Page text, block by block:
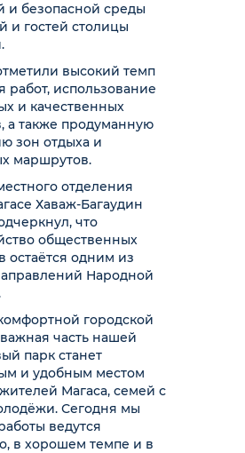
и безопасной среды
и гостей столицы
высокий темп
работ, использование
и качественных
а также продуманную
зон отдыха и
маршрутов.
отделения
Хаваж-Багаудин
что
общественных
остаётся одним из
Народной
городской
часть нашей
парк станет
и удобным местом
Магаса, семей с
Сегодня мы
ведутся
в хорошем темпе и в